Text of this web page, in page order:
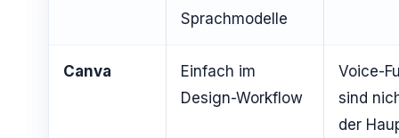
Sprachmodelle
Canva
Einfach im
Design-Workflow
Voice-
sind
der